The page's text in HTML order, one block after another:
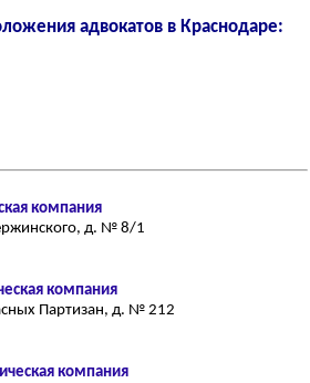
адвокатов в Краснодаре:
компания
д. № 8/1
компания
Партизан, д. № 212
компания